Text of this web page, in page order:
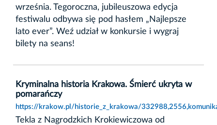
września. Tegoroczna, jubileuszowa edycja
festiwalu odbywa się pod hasłem „Najlepsze
lato ever”. Weź udział w konkursie i wygraj
bilety na seans!
Kryminalna historia Krakowa. Śmierć ukryta w
pomarańczy
https://krakow.pl/historie_z_krakowa/
Tekla z Nagrodzkich Krokiewiczowa od